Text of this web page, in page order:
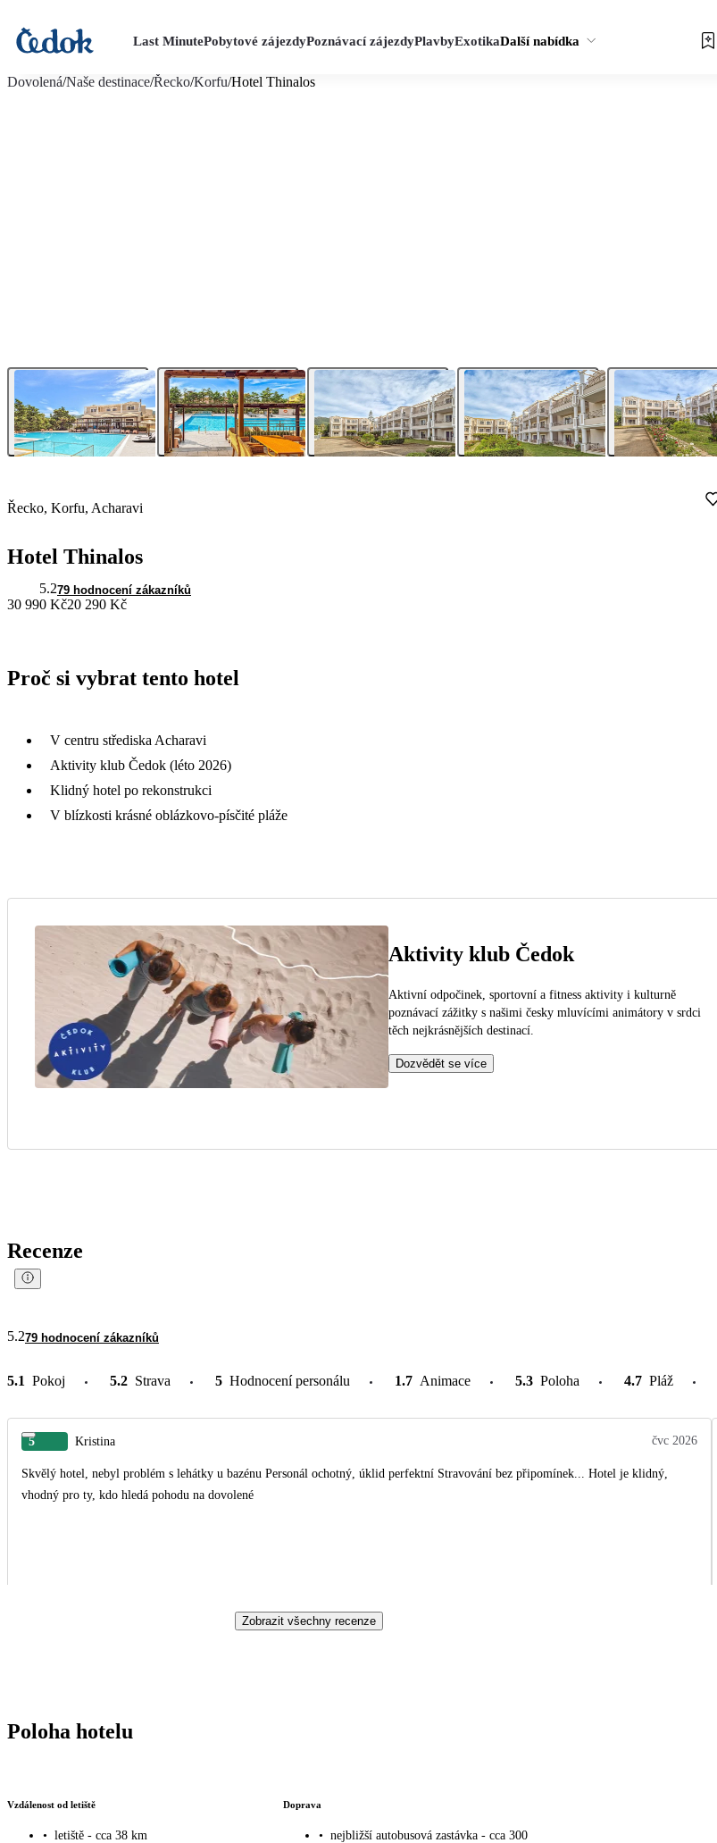
Last MinutePobytové zájezdyPoznávací zájezdyPlavbyExotikaDalší nabídka
Dovolená/Naše destinace/Řecko/Korfu/Hotel Thinalos
Řecko, Korfu, Acharavi
Hotel Thinalos
5.279 hodnocení zákazníků
30 990 Kč20 290 Kč
Proč si vybrat tento hotel
V centru střediska Acharavi
Aktivity klub Čedok (léto 2026)
Klidný hotel po rekonstrukci
V blízkosti krásné oblázkovo-písčité pláže
Aktivity klub Čedok
Aktivní odpočinek, sportovní a fitness aktivity i kulturně
poznávací zážitky s našimi česky mluvícími animátory v srdci
těch nejkrásnějších destinací.
Dozvědět se více
Recenze
5.279 hodnocení zákazníků
5.1 Pokoj 5.2 Strava 5 Hodnocení personálu 1.7 Animace 5.3 Poloha 4.7 Pláž
5 Kristina čvc 2026
Skvělý hotel, nebyl problém s lehátky u bazénu Personál ochotný, úklid perfektní Stravování bez připomínek... Hotel je klidný,
vhodný pro ty, kdo hledá pohodu na dovolené
Zobrazit všechny recenze
Poloha hotelu
Vzdálenost od letiště
• letiště - cca 38 km
Doprava
• nejbližší autobusová zastávka - cca 300